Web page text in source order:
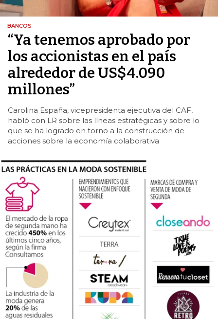
BANCOS
“Ya tenemos aprobado por
los accionistas en el país
alrededor de US$4.090
millones”
Carolina España, vicepresidenta ejecutiva del CAF,
habló con LR sobre las líneas estratégicas y sobre lo
que se ha logrado en torno a la construcción de
acciones sobre la economía colaborativa